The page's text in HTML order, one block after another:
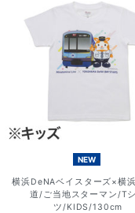
NEW
横浜DeNAベイスターズ×横
道/ご当地スターマン/T
ツ/KIDS/130cm